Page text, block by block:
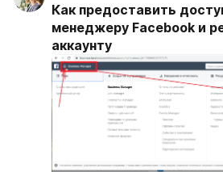
Как предоставить
менеджеру Facebook и
аккаунту